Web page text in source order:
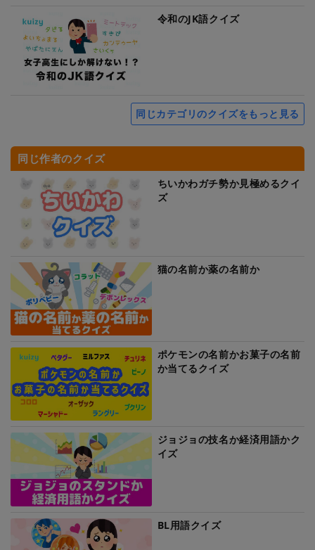
令和のJK語クイズ
同じカテゴリのクイズをもっと見る
同じ作者のクイズ
ちいかわガチ勢か見極めるクイ
ズ
猫の名前か薬の名前か
ポケモンの名前かお菓子の名前
か当てるクイズ
ジョジョの技名か経済用語かク
イズ
BL用語クイズ